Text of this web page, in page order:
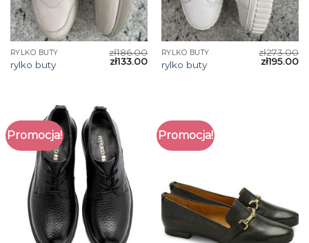
RYLKO BUTY
rylko buty
zł186.00
zł133.00
RYLKO BUTY
rylko buty
zł273.00
zł195.00
Promocja! Promocja!